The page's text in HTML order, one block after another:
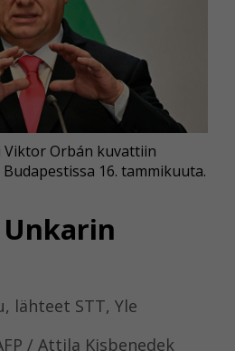
lähteet STT, Yle
/ Attila Kisbenedek
Orbán kuvattiin
16. tammikuuta.